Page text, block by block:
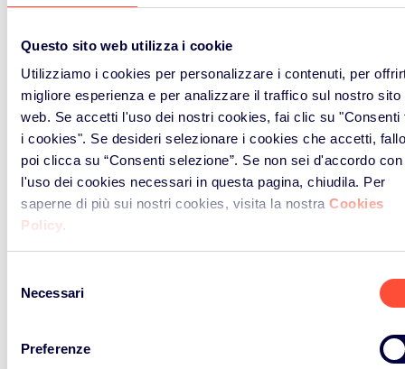
Questo sito web utilizza i cookie
Utilizziamo i cookies per personalizzare i contenuti, per
migliore esperienza e per analizzare il traffico sul nostro sito
web. Se accetti l'uso dei nostri cookies, fai clic su "Consenti
i cookies". Se desideri selezionare i cookies che accetti,
poi clicca su “Consenti selezione”. Se non sei d'accordo con
l'uso dei cookies necessari in questa pagina, chiudila. Per
saperne di più sui nostri cookies, visita la nostra Cookies
Policy.
delNecessari
Preferenze
NEWS ED EVENTI
In questa sezione sono racchiuse tutte le news ed